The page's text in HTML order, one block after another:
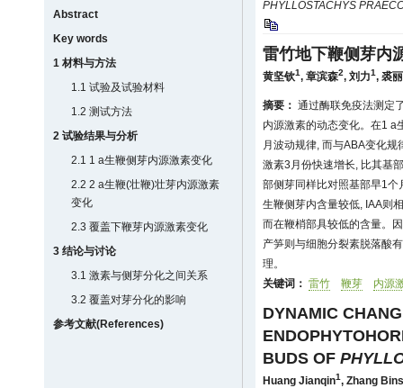
Abstract
Key words
1 材料与方法
1.1 试验及试验材料
1.2 测试方法
2 试验结果与分析
2.1 1 a生鞭侧芽内源激素变化
2.2 2 a生鞭(壮鞭)壮芽内源激素
变化
2.3 覆盖下鞭芽内源激素变化
3 结论与讨论
3.1 激素与侧芽分化之间关系
3.2 覆盖对芽分化的影响
参考文献(References)
PHYLLOSTACHYS
雷竹地下鞭侧芽内
黄坚钦1, 章滨森2, 刘力1, 裘
摘要： 通过酶联免疫法测定
内源激素的动态变化。在1 a
月波动规律, 而与ABA变化
激素3月份快速增长, 比其基
部侧芽同样比对照基部早1个
生鞭侧芽内含量较低, IAA则
而在鞭梢部具较低的含量。
产笋则与细胞分裂素脱落酸
理。
关键词： 雷竹 鞭芽 内源
DYNAMIC
BUDS OF
Huang Jianqin1, Zhang